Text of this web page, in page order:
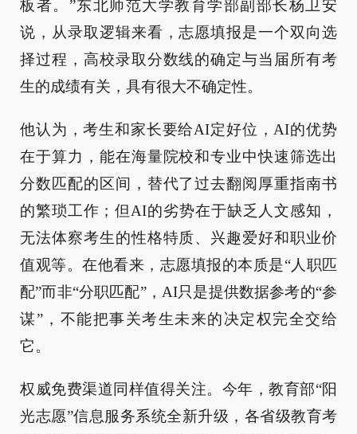
板者。”东北师范大学教育学部副部长杨卫安
说，从录取逻辑来看，志愿填报是一个双向选
择过程，高校录取分数线的确定与当届所有考
生的成绩有关，具有很大不确定性。
他认为，考生和家长要给AI定好位，AI的优势
在于算力，能在海量院校和专业中快速筛选出
分数匹配的区间，替代了过去翻阅厚重指南书
的繁琐工作；但AI的劣势在于缺乏人文感知，
无法体察考生的性格特质、兴趣爱好和职业价
值观等。在他看来，志愿填报的本质是“人职匹
配”而非“分职匹配”，AI只是提供数据参考的“参
谋”，不能把事关考生未来的决定权完全交给
它。
权威免费渠道同样值得关注。今年，教育部“阳
光志愿”信息服务系统全新升级，各省级教育考